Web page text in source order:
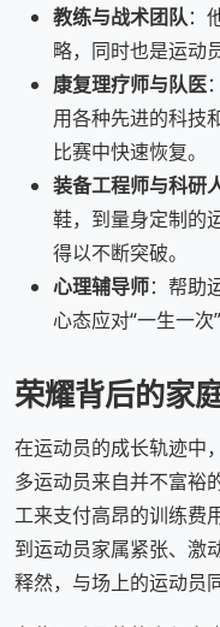
教练与战术团队：
略，同时也是运动
康复理疗师与队医
用各种先进的科技
比赛中快速恢复。
装备工程师与科研
鞋，到量身定制的
得以不断突破。
心理辅导师：帮助
心态应对“一生一次
荣耀背后的家
在运动员的成长轨迹中
多运动员来自并不富裕
工来支付高昂的训练费
到运动员家属紧张、激
释然，与场上的运动员